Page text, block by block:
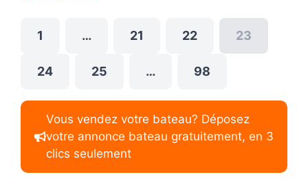
1 … 21 22 23
24 25 … 98
Vous vendez votre bateau? Déposez
votre annonce bateau gratuitement, en 3
clics seulement